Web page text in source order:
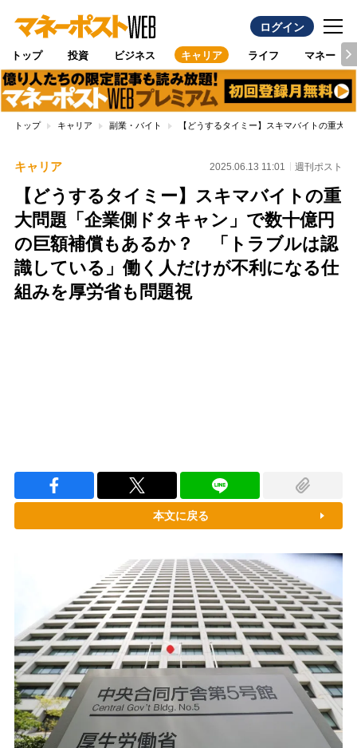
ログイン
トップ 投資 ビジネス キャリア ライフ マネー
トップ キャリア 副業・バイト 【どうするタイミー】スキマバイトの重大
キャリア 2025.06.13 11:01 週刊ポスト
【どうするタイミー】スキマバイトの重
大問題「企業側ドタキャン」で数十億円
の巨額補償もあるか？ 「トラブルは認
識している」働く人だけが不利になる仕
組みを厚労省も問題視
本文に戻る